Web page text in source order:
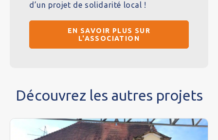
d’un projet de solidarité local !
EN SAVOIR PLUS SUR
L'ASSOCIATION
Découvrez les autres projets